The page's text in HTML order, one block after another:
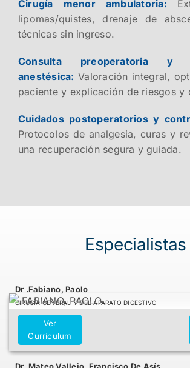
Cirugía menor ambulatoria:
lipomas/quistes, drenaje de
técnicas sin ingreso.
Consulta preoperatoria y
anestésica: Valoración integral,
paciente y explicación de riesgos y
Cuidados postoperatorios y
Protocolos de analgesia, curas y
una recuperación segura y guiada.
Especialistas
Dr .Fabiano, Paolo
CIRUGÍA GENERAL Y DEL APARATO DIGESTIVO
Ver
Curriculum